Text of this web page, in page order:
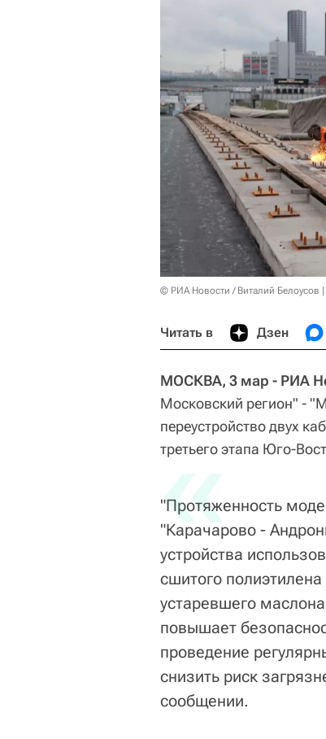
© РИА Новости / Виталий Белоусов
Читать в Дзен
МОСКВА, 3 мар - РИА
Московский регион" -
переустройство двух
третьего этапа Юго-
«
"Протяженность
"Карачарово -
устройства
сшитого
устаревшего
повышает
проведение
снизить риск
сообщении.